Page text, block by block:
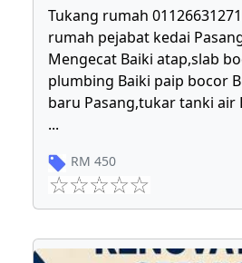
Tukang rumah
rumah pejabat kedai
Mengecat Baiki atap,slab
plumbing Baiki paip bocor
baru Pasang,tukar tanki air
...
RM 450